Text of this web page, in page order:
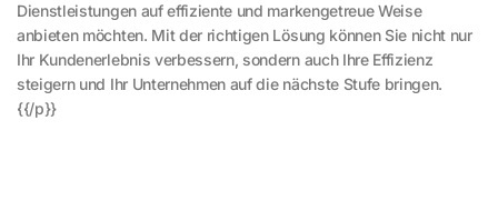
Dienstleistungen auf effiziente und markengetreue Weise
anbieten möchten. Mit der richtigen Lösung können Sie nicht nur
Ihr Kundenerlebnis verbessern, sondern auch Ihre Effizienz
steigern und Ihr Unternehmen auf die nächste Stufe bringen.
{{/p}}